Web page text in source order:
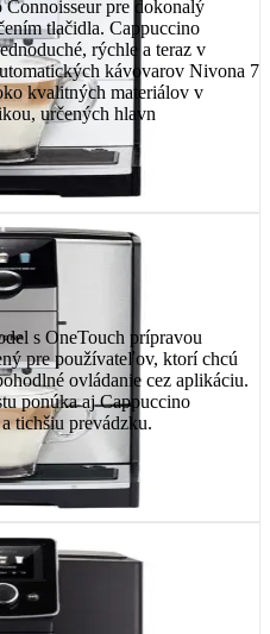
pre dokonalý
tlačidla. Cappuccino
rýchle a teraz v
kávovarov Nivona 7
kvalitných materiálov v
určených hlavn
s OneTouch prípravou
pre používateľov, ktorí chcú
ovládanie cez aplikáciu.
ponúka aj Cappuccino
tichšiu prevádzku.